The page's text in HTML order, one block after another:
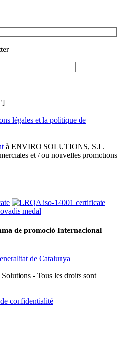
légales et la politique de
à ENVIRO SOLUTIONS, S.L.
et / ou nouvelles promotions
de promoció Internacional
- Tous les droits sont
confidentialité